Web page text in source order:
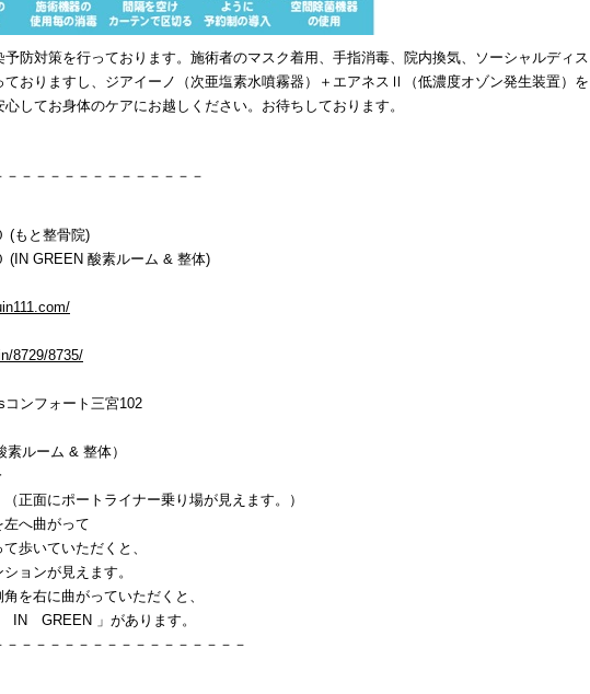
防対策を行っております。施術者のマスク着用、手指消毒、院内換気、ソーシャルディス
ておりますし、ジアイーノ（次亜塩素水噴霧器）＋エアネスⅡ（低濃度オゾン発生装置）を
してお身体のケアにお越しください。お待ちしております。
－－－－－－－－－－－－－
(もと整骨院)
(IN GREEN 酸素ルーム & 整体)
8729/8735/
コンフォート三宮102
素ルーム & 整体）
正面にポートライナー乗り場が見えます。）
へ曲がって
歩いていただくと、
ョンが見えます。
を右に曲がっていただくと、
GREEN 」があります。
－－－－－－－－－－－－－－－－